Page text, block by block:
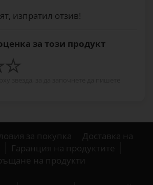
изпратил отзив!
за този продукт
за покупка
Доставка на
Гаранция на продуктите
на продукти